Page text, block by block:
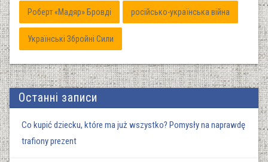
Роберт «Мадяр» Бровді російсько-українська війна
Українські Збройні Сили
Останні записи
Co kupić dziecku, które ma już wszystko? Pomysły na naprawdę
trafiony prezent